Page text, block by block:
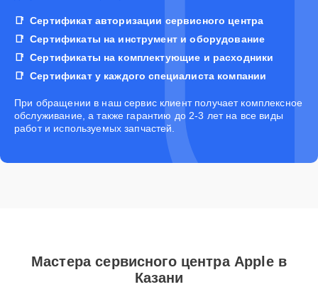
Сертификат авторизации сервисного центра
Сертификаты на инструмент и оборудование
Сертификаты на комплектующие и расходники
Сертификат у каждого специалиста компании
При обращении в наш сервис клиент получает комплексное
обслуживание, а также гарантию до 2-3 лет на все виды
работ и используемых запчастей.
Мастера сервисного центра Apple в
Казани